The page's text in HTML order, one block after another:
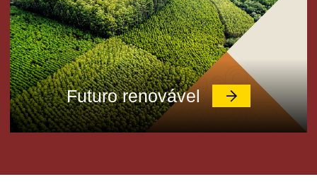
Futuro renovável